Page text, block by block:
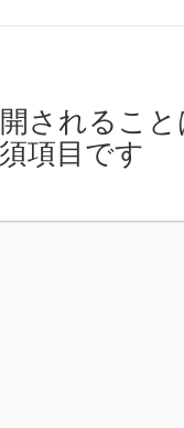
されるこ
項目です